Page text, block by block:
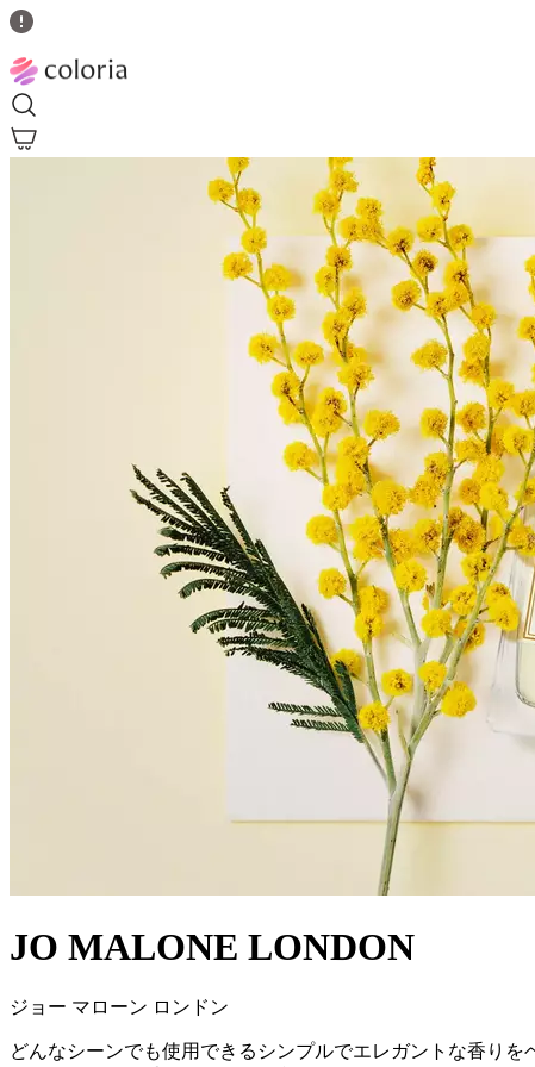
JO MALONE LONDON
ジョー マローン ロンドン
どんなシーンでも使用できるシンプルでエレガントな香り